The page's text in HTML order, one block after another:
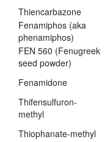
Thiencarbazone
Fenamiphos (aka
phenamiphos)
FEN 560 (Fenugreek
seed powder)
Fenamidone
Thifensulfuron-
methyl
Thiophanate-methyl